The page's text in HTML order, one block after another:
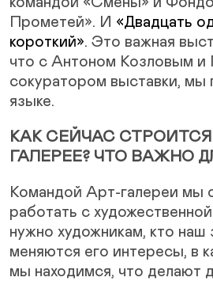
Прометей». И «Двадцать
короткий». Это важная
что с Антоном Козловым и
сокуратором выставки, мы
языке.
КАК СЕЙЧАС
ГАЛЕРЕЕ? ЧТО ВАЖНО
Командой Арт-галереи мы
работать с
нужно художникам, кто наш
меняются его интересы, в
мы находимся, что делают